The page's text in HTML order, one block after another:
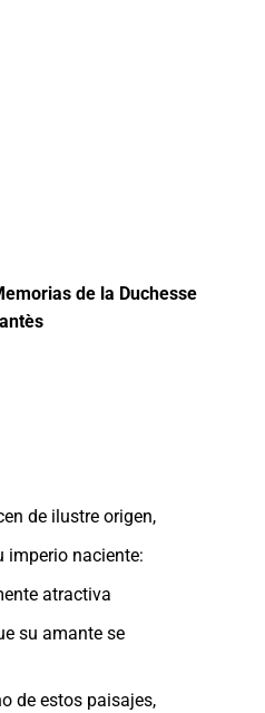
de la Duchesse
de ilustre origen,
imperio naciente:
atractiva
su amante se
de estos paisajes,